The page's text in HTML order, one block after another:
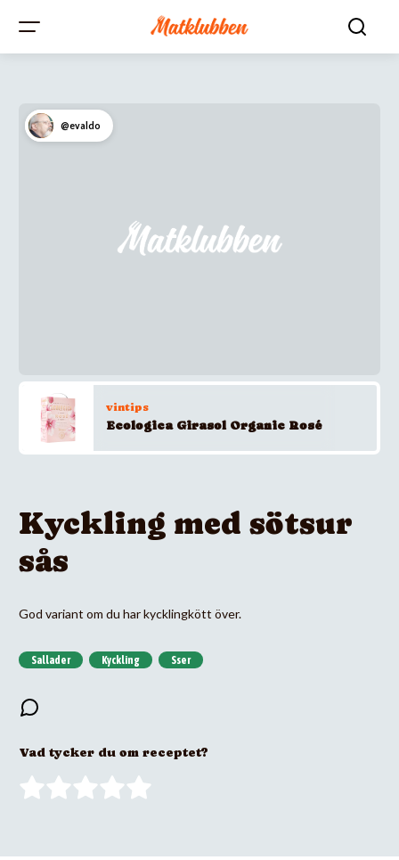
@evaldo
vintips
Ecologica Girasol Organic Rosé
Kyckling med sötsur
sås
God variant om du har kycklingkött över.
Sallader Kyckling Sser
Vad tycker du om receptet?